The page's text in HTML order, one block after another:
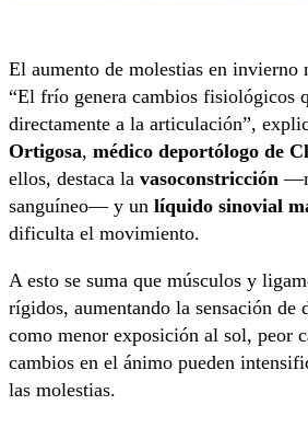
El aumento de molestias en invierno
“El frío genera cambios fisiológicos
directamente a la articulación”,
Ortigosa, médico deportólogo de
ellos, destaca la vasoconstricción
sanguíneo— y un líquido sinovial
dificulta el movimiento.
A esto se suma que músculos y
rígidos, aumentando la sensación de
como menor exposición al sol, peor
cambios en el ánimo pueden
las molestias.